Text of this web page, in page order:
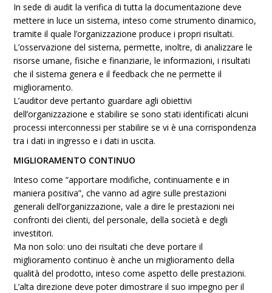
In sede di audit la verifica di tutta la documentazione deve
mettere in luce un sistema, inteso come strumento dinamico,
tramite il quale l’organizzazione produce i propri risultati.
L’osservazione del sistema, permette, inoltre, di analizzare le
risorse umane, fisiche e finanziarie, le informazioni, i risultati
che il sistema genera e il feedback che ne permette il
miglioramento.
L’auditor deve pertanto guardare agli obiettivi
dell’organizzazione e stabilire se sono stati identificati alcuni
processi interconnessi per stabilire se vi è una corrispondenza
tra i dati in ingresso e i dati in uscita.
MIGLIORAMENTO CONTINUO
Inteso come “apportare modifiche, continuamente e in
maniera positiva”, che vanno ad agire sulle prestazioni
generali dell’organizzazione, vale a dire le prestazioni nei
confronti dei clienti, del personale, della società e degli
investitori.
Ma non solo: uno dei risultati che deve portare il
miglioramento continuo è anche un miglioramento della
qualità del prodotto, inteso come aspetto delle prestazioni.
L’alta direzione deve poter dimostrare il suo impegno per il